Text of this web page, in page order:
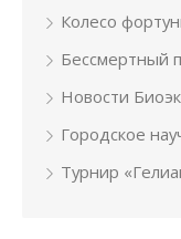
Колесо
Бессмертный
Новости
Городское
Турнир